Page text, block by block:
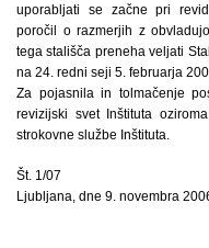
uporabljati se začne pri
poročil o razmerjih z
tega stališča preneha veljati
na 24. redni seji 5. februarja
Za pojasnila in tolmačenje
revizijski svet Inštituta
strokovne službe Inštituta.
Št. 1/07
Ljubljana, dne 9. novembra